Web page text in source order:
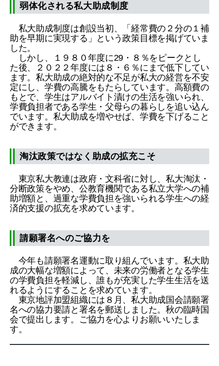
弱体化される私大助成制度
私大助成制度は創設当初、「経常費の２分の１補
助を早期に実現する」という政策目標を掲げていま
した。
しかし、１９８０年度に29・８％をピークとし
た後、２０２２年度には８・６％にまで低下してい
ます。私大助成の絶対的な不足が私大の経営を不安
定にし、学費の高騰をもたらしています。高額費の
もとで、学生はアルバイト漬けの生活を強いられ、
学費負担者である学生・父母らの暮らしを追い込ん
でいます。私大助成を増やせば、学費を下げること
ができます。
淘汰政策ではなく助成の拡充こそ
東京私大教連は政府・文科省に対し、私大淘汰・
分断政策をやめ、公教育機関である私立大学への補
助増額と、過重な学費負担を強いられる学生への経
済的支援の拡充を求めています。
請願署名へのご協力を
今年も請願署名運動に取り組んでいます。私大助
成の大幅な増額によって、未来の労働者となる学生
の学費負担を軽減し、誰もが充実した学生生活を送
れるようにすることを求めています。
東京地評加盟組織には８月、私大助成国会請願署
名への協力要請と署名を郵送しました。秋の臨時国
会で提出します。ご協力を心よりお願いいたしま
す。